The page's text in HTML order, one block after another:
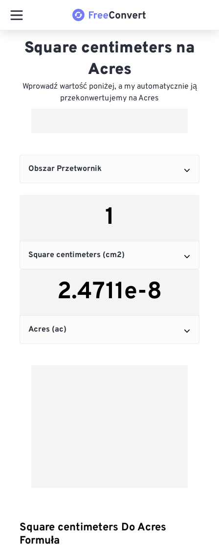
Square centimeters na
Acres
Wprowadź wartość poniżej, a my automatycznie ją
przekonwertujemy na Acres
Square centimeters Do Acres
Formuła